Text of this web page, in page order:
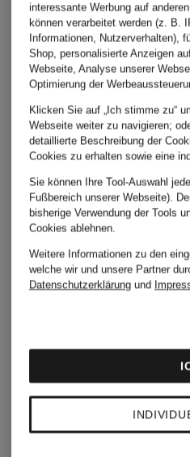
PLIAGE
ORIGINAL
90 €
interessante Werbung auf
können verarbeitet werden (z. B.
Informationen, Nutzerverhalten),
Shop, personalisierte Anzeigen
Webseite, Analyse unserer
Optimierung der
Klicken Sie auf „Ich stimme zu“
Webseite weiter zu navigieren;
detaillierte Beschreibung der
Cookies zu erhalten sowie eine
Sie können Ihre Tool-Auswahl
Fußbereich unserer Webseite).
bisherige Verwendung der Tools
Cookies ablehnen.
Weitere Informationen zu den
welche wir und unsere Partner
Datenschutzerklärung und